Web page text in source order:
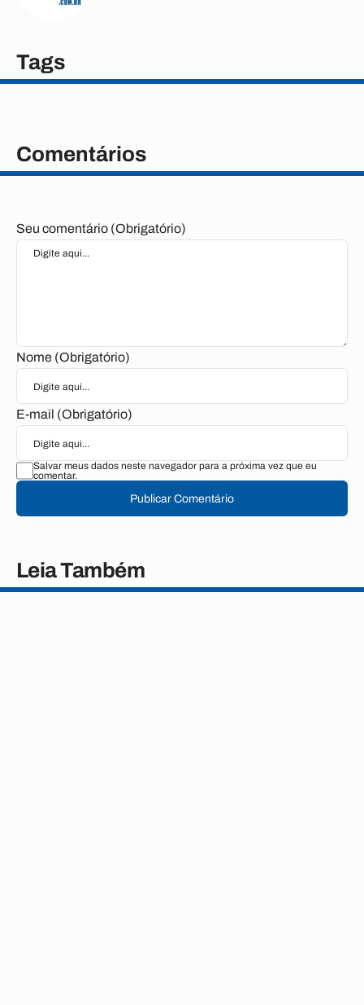
Tags
Comentários
Seu comentário (Obrigatório)
Nome (Obrigatório)
E-mail (Obrigatório)
Salvar meus dados neste navegador para a próxima vez que eu
comentar.
Publicar Comentário
Leia Também